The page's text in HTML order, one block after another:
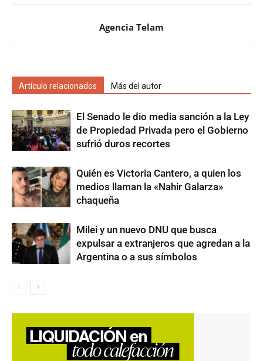
Agencia Telam
Artículo relacionados Más del autor
El Senado le dio media sanción a la Ley
de Propiedad Privada pero el Gobierno
sufrió duros recortes
Quién es Victoria Cantero, a quien los
medios llaman la «Nahir Galarza»
chaqueña
Milei y un nuevo DNU que busca
expulsar a extranjeros que agredan a la
Argentina o a sus símbolos